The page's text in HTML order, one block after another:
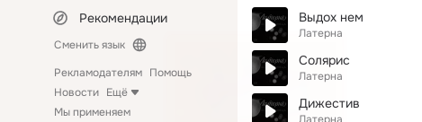
Рекомендации
Сменить язык
Рекламодателям Помощь
Новости Ещё
Мы применяем
Выдох нем
Латерна
Солярис
Латерна
Дижестив